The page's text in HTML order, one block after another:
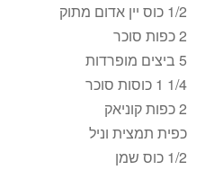
1/2 כוס יין אדום מתוק
2 כפות סוכר
5 ביצים מופרדות
1/4 1 כוסות סוכר
2 כפות קוניאק
כפית תמצית וניל
1/2 כוס שמן